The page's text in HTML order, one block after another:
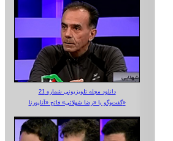
دانلود مجله تلویزیونی شماره 21
گفت‌وگو با «رضا شهلائی» فاتح «آناپورنا»